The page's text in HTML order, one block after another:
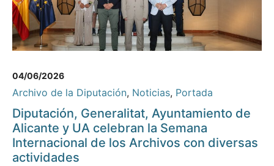
04/06/2026
Archivo de la Diputación, Noticias, Portada
Diputación, Generalitat, Ayuntamiento de
Alicante y UA celebran la Semana
Internacional de los Archivos con diversas
actividades